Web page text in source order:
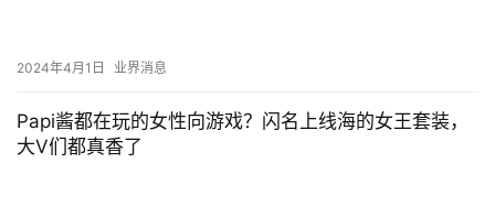
2024年4月1日 业界消息
Papi酱都在玩的女性向游戏？闪名上线海的女王套装，
大V们都真香了